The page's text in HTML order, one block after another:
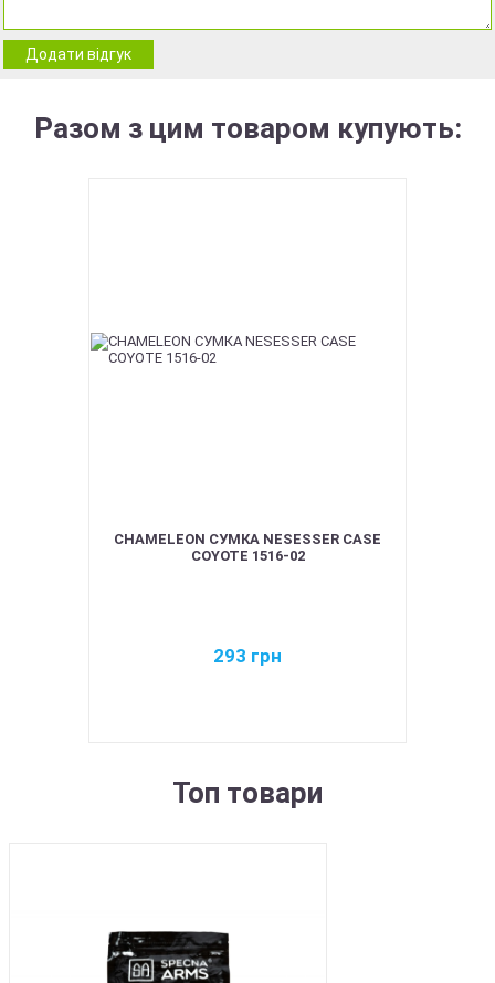
Додати відгук
Разом з цим товаром купують:
CHAMELEON СУМКА NESESSER CASE
COYOTE 1516-02
293 грн
Топ товари